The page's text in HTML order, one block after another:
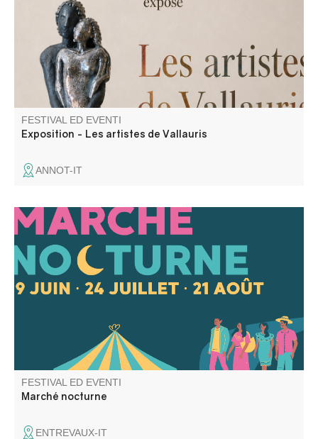
FESTIVAL ED EVENTI
Exposition - Les artistes de Vallauris
ANNOT-IT
Venite a scoprire la prima edizione dei mercati notturni
fuori dalle mura di Entrevaux: espositori affezionati e
ospiti d’eccezione, shopping all’aria aperta, bar aperti e
un’atmosfera conviviale vi aspettano.
FESTIVAL ED EVENTI
Marché nocturne
ENTREVAUX-IT